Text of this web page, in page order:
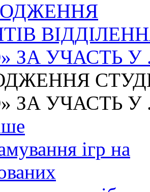
ЗА УЧАСТЬ У